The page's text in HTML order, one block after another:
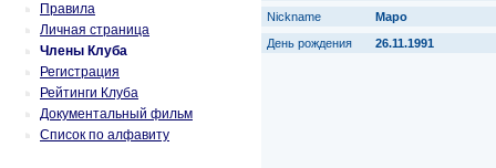
Правила
Личная страница
Члены Клуба
Регистрация
Рейтинги Клуба
Документальный фильм
Список по алфавиту
Nickname
Маро
День рождения
26.11.1991